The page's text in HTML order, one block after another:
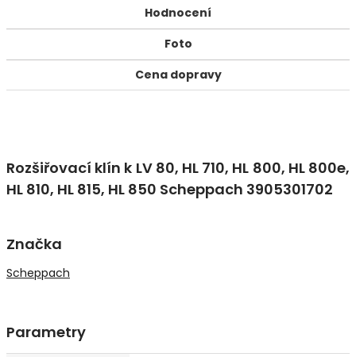
Hodnocení
Foto
Cena dopravy
Rozšiřovací klín k LV 80, HL 710, HL 800, HL 800e,
HL 810, HL 815, HL 850 Scheppach 3905301702
Značka
Scheppach
Parametry